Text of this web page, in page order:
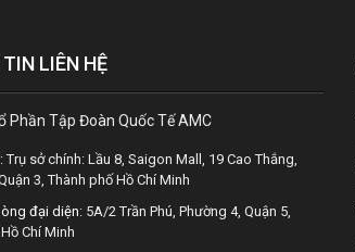
LIÊN HỆ
Phần Tập Đoàn Quốc Tế AMC
Trụ sở chính: Lầu 8, Saigon Mall, 19 Cao Thắng,
3, Thành phố Hồ Chí Minh
đại diện: 5A/2 Trần Phú, Phường 4, Quận 5,
Chí Minh